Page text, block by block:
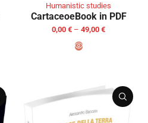
Humanistic studies
CartaceoeBook in PDF
0,00 € – 49,00 €